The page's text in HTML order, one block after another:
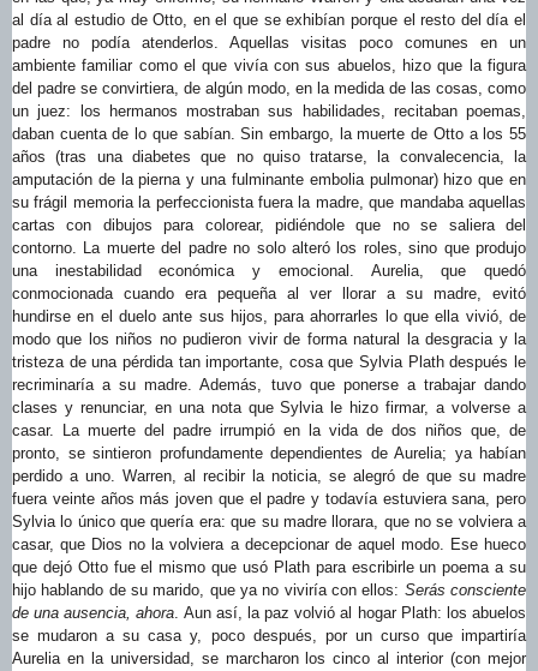
al día al estudio de Otto, en el que se exhibían porque el resto del día el
padre no podía atenderlos. Aquellas visitas poco comunes en un
ambiente familiar como el que vivía con sus abuelos, hizo que la figura
del padre se convirtiera, de algún modo, en la medida de las cosas, como
un juez: los hermanos mostraban sus habilidades, recitaban poemas,
daban cuenta de lo que sabían. Sin embargo, la muerte de Otto a los 55
años (tras una diabetes que no quiso tratarse, la convalecencia, la
amputación de la pierna y una fulminante embolia pulmonar) hizo que en
su frágil memoria la perfeccionista fuera la madre, que mandaba aquellas
cartas con dibujos para colorear, pidiéndole que no se saliera del
contorno. La muerte del padre no solo alteró los roles, sino que produjo
una inestabilidad económica y emocional. Aurelia, que quedó
conmocionada cuando era pequeña al ver llorar a su madre, evitó
hundirse en el duelo ante sus hijos, para ahorrarles lo que ella vivió, de
modo que los niños no pudieron vivir de forma natural la desgracia y la
tristeza de una pérdida tan importante, cosa que Sylvia Plath después le
recriminaría a su madre. Además, tuvo que ponerse a trabajar dando
clases y renunciar, en una nota que Sylvia le hizo firmar, a volverse a
casar. La muerte del padre irrumpió en la vida de dos niños que, de
pronto, se sintieron profundamente dependientes de Aurelia; ya habían
perdido a uno. Warren, al recibir la noticia, se alegró de que su madre
fuera veinte años más joven que el padre y todavía estuviera sana, pero
Sylvia lo único que quería era: que su madre llorara, que no se volviera a
casar, que Dios no la volviera a decepcionar de aquel modo. Ese hueco
que dejó Otto fue el mismo que usó Plath para escribirle un poema a su
hijo hablando de su marido, que ya no viviría con ellos: Serás consciente
de una ausencia, ahora. Aun así, la paz volvió al hogar Plath: los abuelos
se mudaron a su casa y, poco después, por un curso que impartiría
Aurelia en la universidad, se marcharon los cinco al interior (con mejor